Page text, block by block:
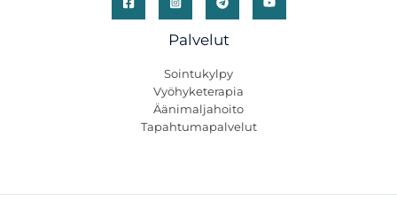
Palvelut
Sointukylpy
Vyöhyketerapia
Äänimaljahoito
Tapahtumapalvelut